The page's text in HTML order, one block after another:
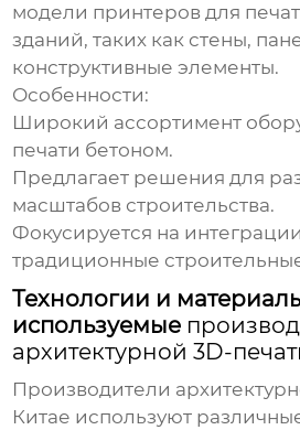
модели принтеров для
зданий, таких как стены,
конструктивные элементы.
Особенности:
Широкий ассортимент
печати бетоном.
Предлагает решения для
масштабов строительства.
Фокусируется на
традиционные
Технологии и
используемые
архитектурной 3D-
Производители
Китае используют